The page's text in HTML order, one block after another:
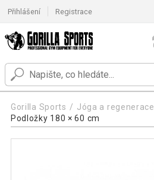
Přihlášení Registrace
Gorilla Sports Jóga a regenerace
Podložky 180 × 60 cm